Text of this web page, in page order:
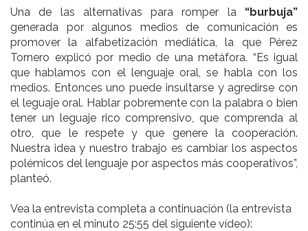
Una de las alternativas para romper la “burbuja”
generada por algunos medios de comunicación es
promover la alfabetización mediática, la que Pérez
Tornero explicó por medio de una metáfora. “Es igual
que hablamos con el lenguaje oral, se habla con los
medios. Entonces uno puede insultarse y agredirse con
el leguaje oral. Hablar pobremente con la palabra o bien
tener un leguaje rico comprensivo, que comprenda al
otro, que le respete y que genere la cooperación.
Nuestra idea y nuestro trabajo es cambiar los aspectos
polémicos del lenguaje por aspectos más cooperativos”,
planteó.
Vea la entrevista completa a continuación (la entrevista
continúa en el minuto 25:55 del siguiente vídeo):